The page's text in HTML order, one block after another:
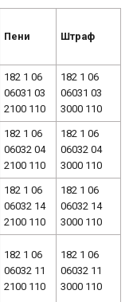
Пени Штраф
182 1 06
06031 03
2100 110
182 1 06
06031 03
3000 110
182 1 06
06032 04
2100 110
182 1 06
06032 04
3000 110
182 1 06
06032 14
2100 110
182 1 06
06032 14
3000 110
182 1 06
06032 11
2100 110
182 1 06
06032 11
3000 110